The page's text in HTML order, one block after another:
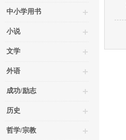
中小学用书
小说
文学
外语
成功/励志
历史
哲学/宗教